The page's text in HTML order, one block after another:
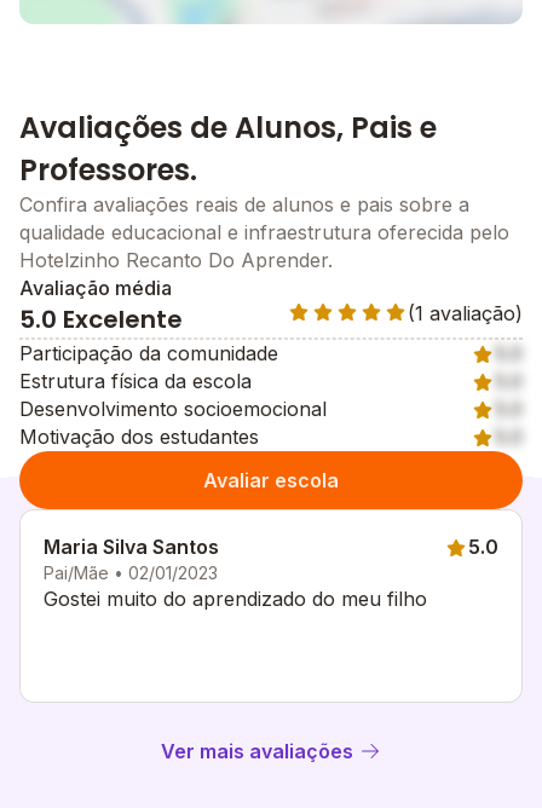
Avaliações de Alunos, Pais e
Professores.
Confira avaliações reais de alunos e pais sobre a
qualidade educacional e infraestrutura oferecida pelo
Hotelzinho Recanto Do Aprender.
Avaliação média
5.0 Excelente
(1 avaliação)
Participação da comunidade
Estrutura física da escola
Desenvolvimento socioemocional
Motivação dos estudantes
Avaliar escola
Maria Silva Santos
Pai/Mãe • 02/01/2023
5.0
Gostei muito do aprendizado do meu filho
Ver mais avaliações